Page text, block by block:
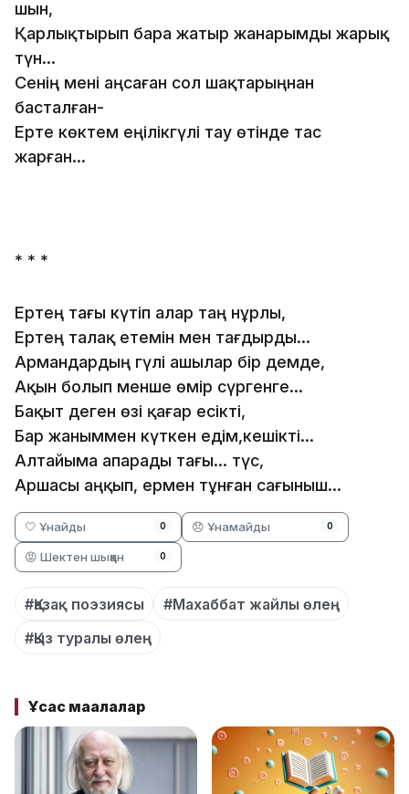
шын,
Қарлықтырып бара жатыр жанарымды жарық
түн...
Сенің мені аңсаған сол шақтарыңнан
басталған-
Ерте көктем еңілікгүлі тау өтінде тас
жарған...
* * *
Ертең тағы күтіп алар таң нұрлы,
Ертең талақ етемін мен тағдырды...
Армандардың гүлі ашылар бір демде,
Ақын болып менше өмір сүргенге...
Бақыт деген өзі қағар есікті,
Бар жаныммен күткен едім,кешікті...
Алтайыма апарады тағы... түс,
Аршасы аңқып, ермен тұнған сағыныш...
🤍 Ұнайды 0 😞 Ұнамайды 0
😡 Шектен шыққан 0
#Қазақ поэзиясы
#Махаббат жайлы өлең
#Қыз туралы өлең
Ұқсас мақалалар